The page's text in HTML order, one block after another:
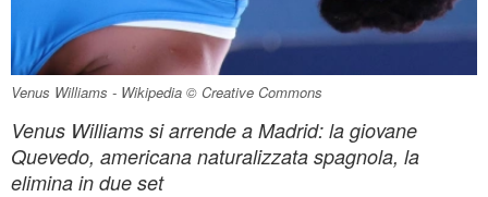
Venus Williams - Wikipedia © Creative Commons
Venus Williams si arrende a Madrid: la giovane
Quevedo, americana naturalizzata spagnola, la
elimina in due set